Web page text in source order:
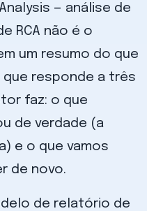
— análise de
RCA não é o
um resumo do que
responde a três
faz: o que
de verdade (a
e o que vamos
de novo.
de relatório de